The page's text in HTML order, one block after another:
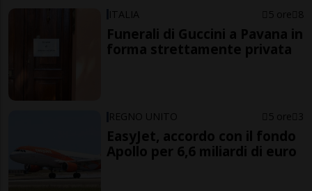
ITALIA 5 ore 8
Funerali di Guccini a Pavana in
forma strettamente privata
REGNO UNITO 5 ore 3
EasyJet, accordo con il fondo
Apollo per 6,6 miliardi di euro